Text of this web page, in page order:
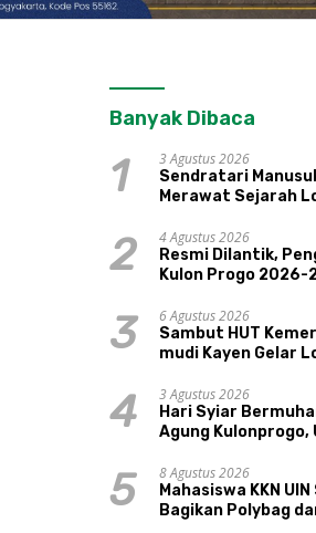
Banyak Dibaca
1
3 Agustus 2026
Sendratari
Merawat Sejarah
Pariwisata, dan
2
4 Agustus 2026
Resmi Dilantik,
Kulon Progo 2026-
Sungai Progo
3
6 Agustus 2026
Sambut HUT
mudi Kayen Gelar
4
3 Agustus 2026
Hari Syiar
Agung
Sakinah Adalah
5
8 Agustus 2026
Mahasiswa KKN
Bagikan Polybag